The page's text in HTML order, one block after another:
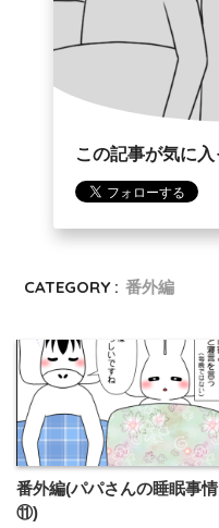
この記事が気に
CATEGORY : 番外編
番外編(パパさんの睡眠事情
⑪)